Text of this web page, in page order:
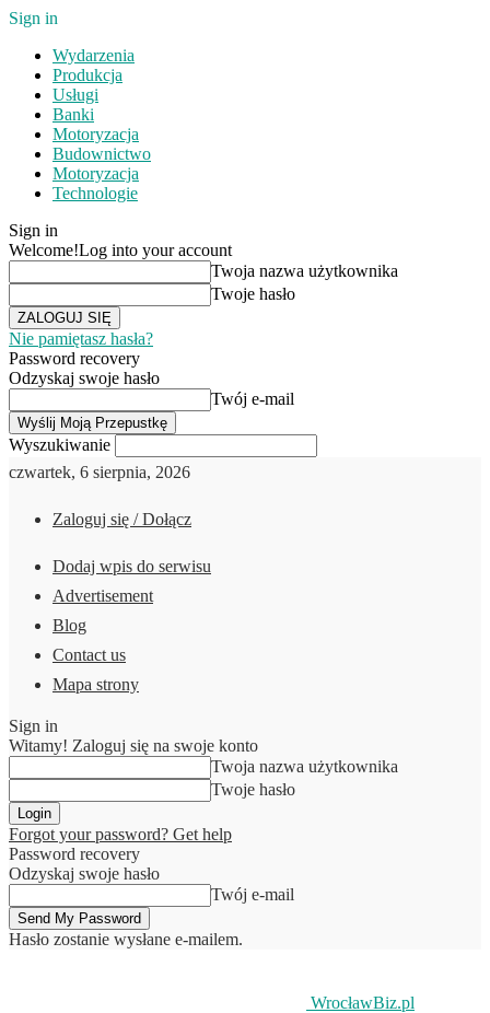
Sign in
Wydarzenia
Produkcja
Usługi
Banki
Motoryzacja
Budownictwo
Motoryzacja
Technologie
Sign in
Welcome!Log into your account
Twoja nazwa użytkownika
Twoje hasło
Nie pamiętasz hasła?
Password recovery
Odzyskaj swoje hasło
Twój e-mail
Wyszukiwanie
czwartek, 6 sierpnia, 2026
Zaloguj się / Dołącz
Dodaj wpis do serwisu
Advertisement
Blog
Contact us
Mapa strony
Sign in
Witamy! Zaloguj się na swoje konto
Twoja nazwa użytkownika
Twoje hasło
Forgot your password? Get help
Password recovery
Odzyskaj swoje hasło
Twój e-mail
Hasło zostanie wysłane e-mailem.
WrocławBiz.pl